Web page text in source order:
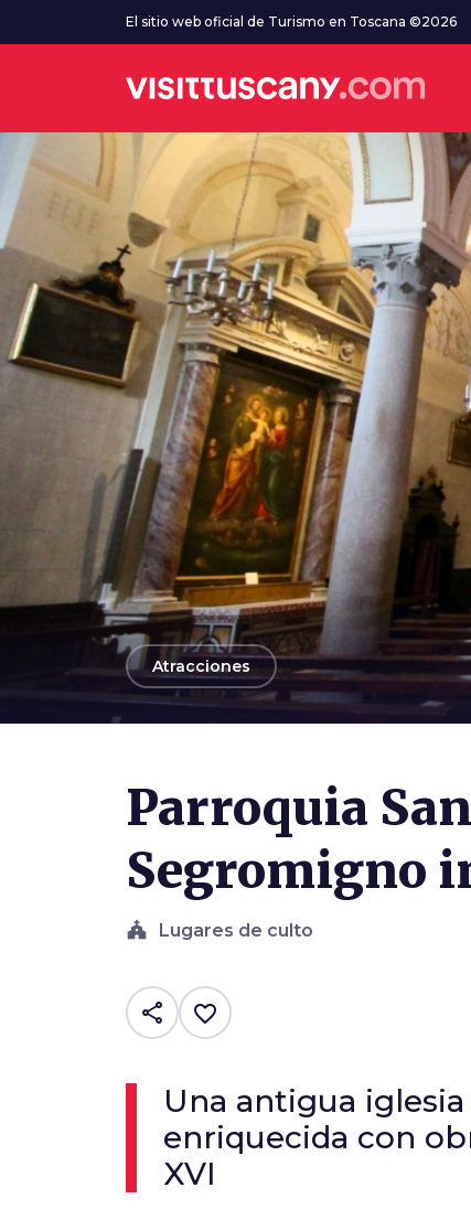
Ve al contenido principalEl sitio web oficial de Turismo en Toscana ©2026
arrow_backAtracciones
Parroquia
Segromigno
church Lugares de culto
share favorite_border
Una antigua
enriquecida con
XVI